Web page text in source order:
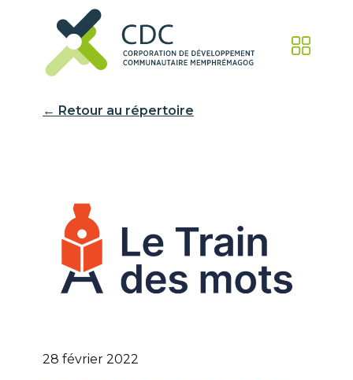
← Retour au répertoire
28 février 2022